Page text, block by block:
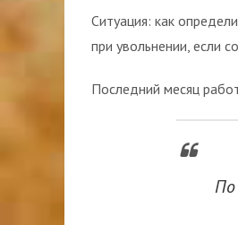
Ситуация: как
при увольнении, если
Последний месяц